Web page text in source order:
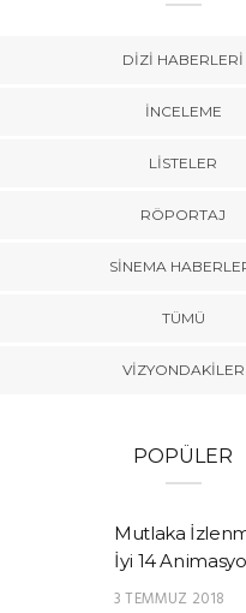
DIZI HABERLERI
İNCELEME
LISTELER
RÖPORTAJ
SINEMA
TÜMÜ
VIZYONDAKILER
POPÜLER
Mutlaka
İyi 14
3 TEMMUZ 2018